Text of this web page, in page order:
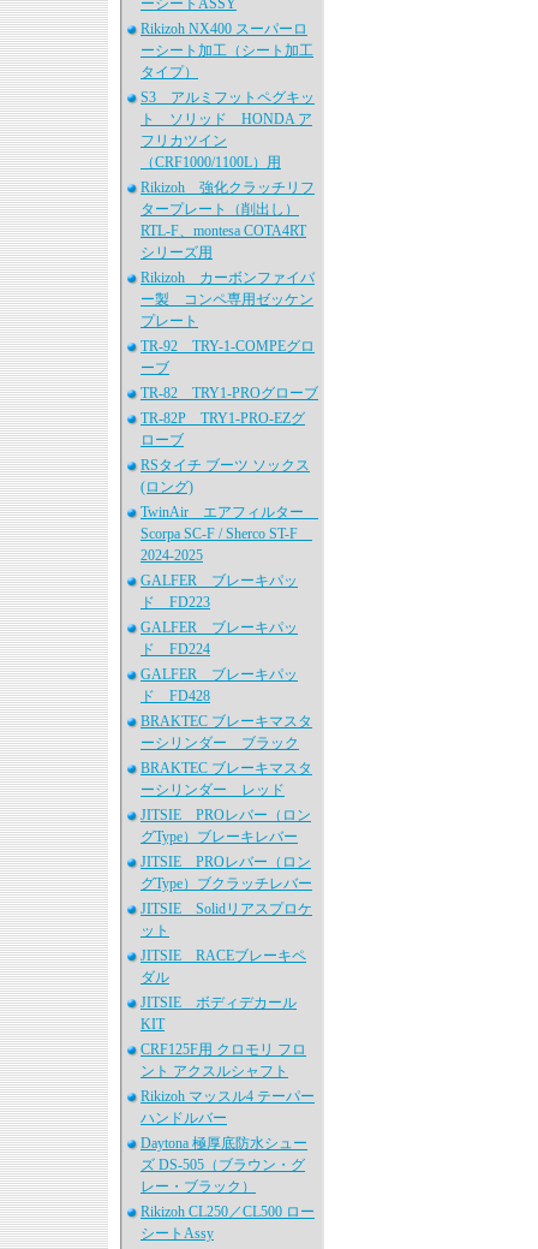
ーシートASSY
Rikizoh NX400 スーパーロ
ーシート加工（シート加工
タイプ）
S3 アルミフットペグキッ
ト ソリッド HONDA ア
フリカツイン
（CRF1000/1100L）用
Rikizoh 強化クラッチリフ
タープレート（削出し）
RTL-F、montesa COTA4RT
シリーズ用
Rikizoh カーボンファイバ
ー製 コンペ専用ゼッケン
プレート
TR-92 TRY-1-COMPEグロ
ーブ
TR-82 TRY1-PROグローブ
TR-82P TRY1-PRO-EZグ
ローブ
RSタイチ ブーツ ソックス
(ロング)
TwinAir エアフィルター
Scorpa SC-F / Sherco ST-F
2024-2025
GALFER ブレーキパッ
ド FD223
GALFER ブレーキパッ
ド FD224
GALFER ブレーキパッ
ド FD428
BRAKTEC ブレーキマスタ
ーシリンダー ブラック
BRAKTEC ブレーキマスタ
ーシリンダー レッド
JITSIE PROレバー（ロン
グType）ブレーキレバー
JITSIE PROレバー（ロン
グType）ブクラッチレバー
JITSIE Solidリアスプロケ
ット
JITSIE RACEブレーキペ
ダル
JITSIE ボディデカール
KIT
CRF125F用 クロモリ フロ
ント アクスルシャフト
Rikizoh マッスル4 テーパー
ハンドルバー
Daytona 極厚底防水シュー
ズ DS-505（ブラウン・グ
レー・ブラック）
Rikizoh CL250／CL500 ロー
シートAssy